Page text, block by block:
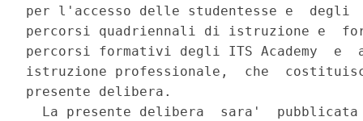
per l'accesso delle studentesse e
percorsi quadriennali di istruzione e
percorsi formativi degli ITS Academy
istruzione professionale,  che
presente delibera.
La presente delibera  sara'